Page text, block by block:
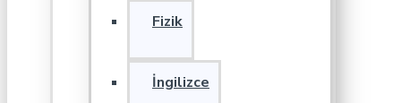
Fizik
İngilizce